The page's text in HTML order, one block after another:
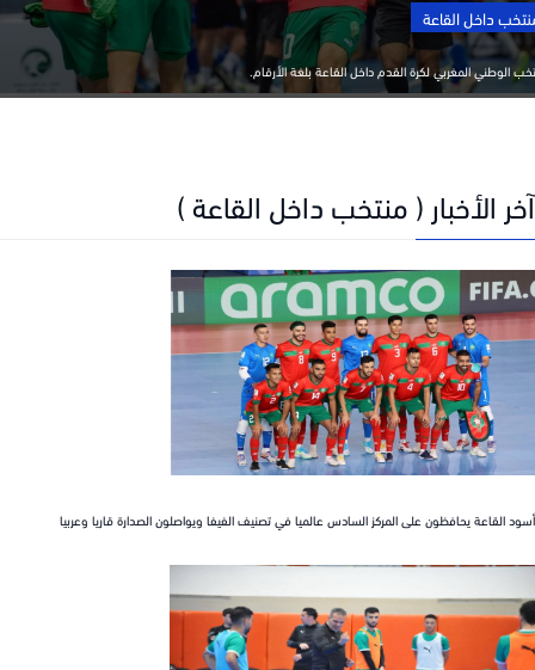
داخل القاعة
المغربي لكرة القدم داخل القاعة بلغة الأرقام.
الأخبار ( منتخب داخل القاعة )
يحافظون على المركز السادس عالميا في تصنيف الفيفا ويواصلون الصدارة قاريا وعربيا